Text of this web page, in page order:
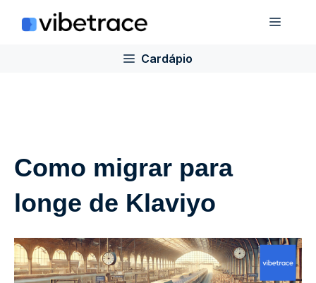
para
Cardápio
Como migrar para
longe de Klaviyo